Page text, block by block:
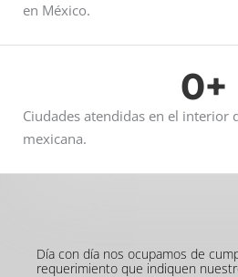
en México.
Ciudades atendidas en el interior
mexicana.
0+
Día con día nos ocupamos de
requerimiento que indiquen